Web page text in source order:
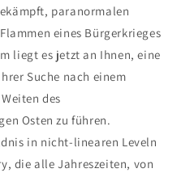
paranormalen
eines Bürgerkrieges
liegt es jetzt an Ihnen, eine
Suche nach einem
des
Osten zu führen.
in nicht-linearen Leveln
die alle Jahreszeiten, von